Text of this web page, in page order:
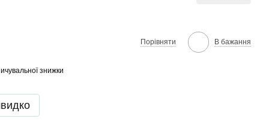
Порівняти В бажання
знижки